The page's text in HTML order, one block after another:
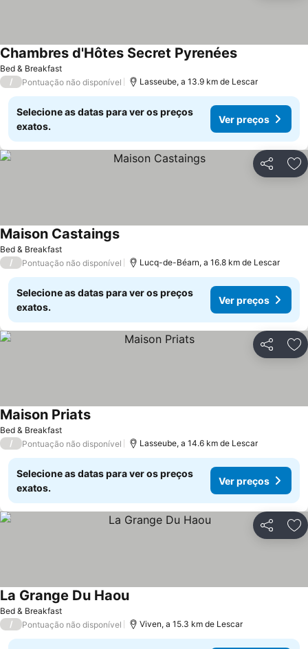
Bed & Breakfast
Chambres d'Hôtes Secret Pyrenées
/ Pontuação não disponível Lasseube, a 13.9 km de Lescar
Selecione as datas para ver os preços
exatos.
Ver preços
Partilhar
Bed & Breakfast
Maison Castaings
/ Pontuação não disponível Lucq-de-Béarn, a 16.8 km de Lescar
Selecione as datas para ver os preços
exatos.
Ver preços
Partilhar
Bed & Breakfast
Maison Priats
/ Pontuação não disponível Lasseube, a 14.6 km de Lescar
Selecione as datas para ver os preços
exatos.
Ver preços
Partilhar
Bed & Breakfast
La Grange Du Haou
/ Pontuação não disponível Viven, a 15.3 km de Lescar